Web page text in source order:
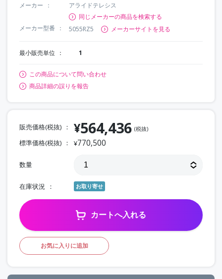
メーカー
アライドテレシス
同じメーカーの商品を検索する
メーカー型番
5055RZ5 メーカーサイトを見る
最小販売単位 1
この商品について問い合わせ
商品詳細の誤りを報告
販売価格(税抜) ¥564,436 (税抜)
標準価格(税抜) ¥770,500
数量
在庫状況 お取り寄せ
カートへ入れる
お気に入りに追加